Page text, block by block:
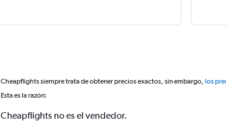
Cheapflights siempre trata de obtener precios exactos, sin embargo, los
Esta es la razón:
Cheapflights no es el vendedor.